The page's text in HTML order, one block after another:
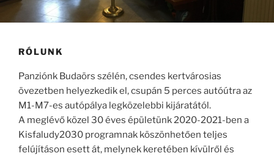
RÓLUNK
Panziónk Budaörs szélén, csendes kertvárosias
övezetben helyezkedik el, csupán 5 perces autóútra az
M1-M7-es autópálya legközelebbi kijáratától.
A meglévő közel 30 éves épületünk 2020-2021-ben a
Kisfaludy2030 programnak köszönhetően teljes
felújításon esett át, melynek keretében kívülről és